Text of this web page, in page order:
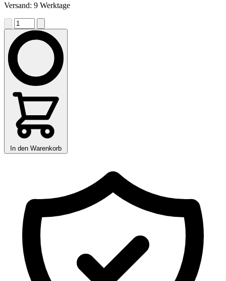
Versand: 9 Werktage
In den Warenkorb